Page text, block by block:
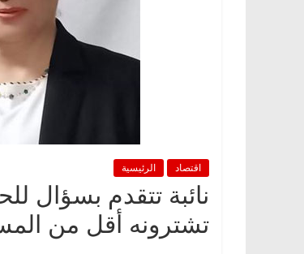
اقتصاد الرئيسية
نائبة تتقدم بسؤال
تشترونه أقل من المستورد بـ495 جنيهًا في